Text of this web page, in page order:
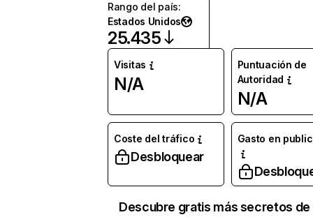
Rango del país:
Estados Unidos
25.435
Visitas
N/A
Puntuación de
Autoridad
N/A
Coste del tráfico
Desbloquear
Gasto en
Descubre gratis más secretos de